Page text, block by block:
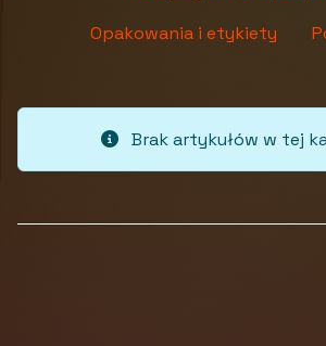
Opakowania i etykiety
Brak artykułów w tej